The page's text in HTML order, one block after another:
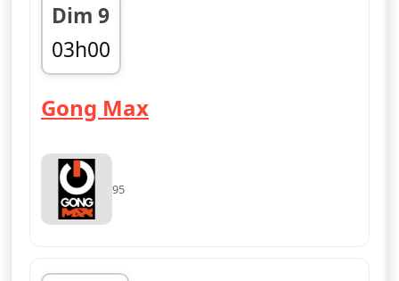
Dim 9
03h00
fin 06h00
Gong Max— Gong Max
95